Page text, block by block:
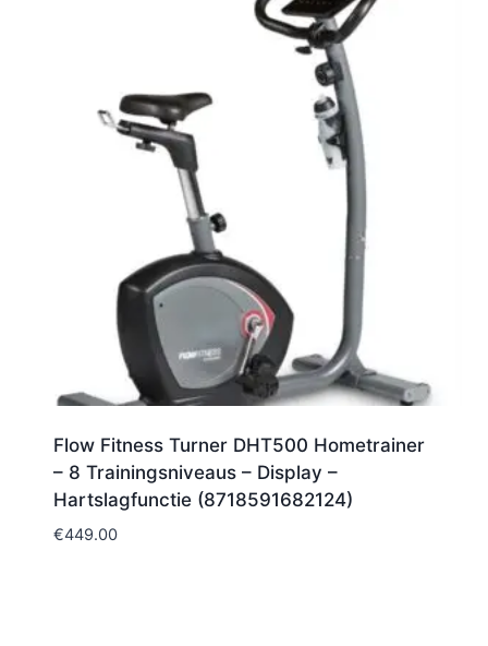
Flow Fitness Turner DHT500 Hometrainer
– 8 Trainingsniveaus – Display –
Hartslagfunctie (8718591682124)
€449.00